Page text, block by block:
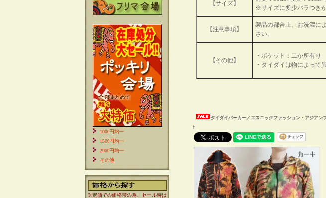
【サイズ】
※サイズに多少バラつきが
【注意事項】
製品の都合上、お洗濯に
さい。
【その他】
・ポケット：二か所有り
・タイダイは物によって
タイダイパーカー／エスニックファッション・アジアン
ト
1000円均一
1500円均一
2000円均一
その他
※定価での価格帯の為、セール時は